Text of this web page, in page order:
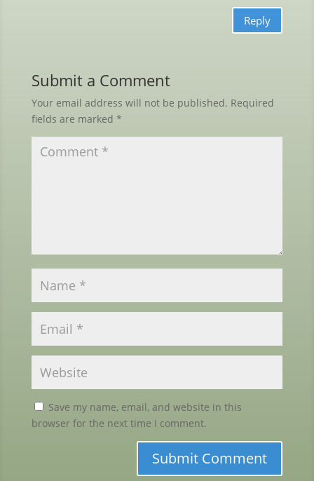
Reply
Submit a Comment
Your email address will not be published. Required
fields are marked *
Save my name, email, and website in this
browser for the next time I comment.
Submit Comment